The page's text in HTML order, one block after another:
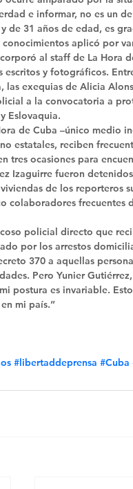
e informar, no es un
de 31 años de edad, es
conocimientos aplicó por
al staff de La Hora
escritos y fotográficos.
las exequias de Alicia
a la convocatoria a
Eslovaquia.
de Cuba –único medio
estatales, reciben
tres ocasiones para
Izaguirre fueron
de los reporteros
colaboradores
policial directo que
por los arrestos
370 a aquellas
Pero Yunier
postura es invariable.
mi país.”
#libertaddeprensa #Cuba